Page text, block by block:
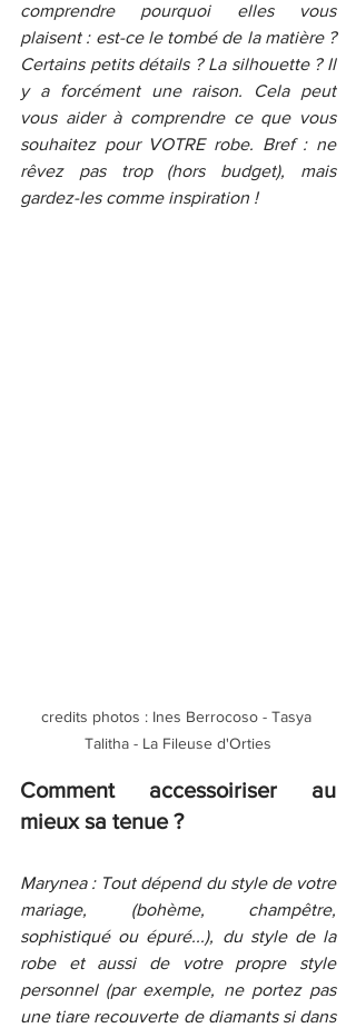
comprendre pourquoi elles vous
plaisent : est-ce le tombé de la matière ?
Certains petits détails ? La silhouette ? Il
y a forcément une raison. Cela peut
vous aider à comprendre ce que vous
souhaitez pour VOTRE robe. Bref : ne
rêvez pas trop (hors budget), mais
gardez-les comme inspiration !
credits photos : Ines Berrocoso - Tasya
Talitha - La Fileuse d'Orties
Comment accessoiriser au
mieux sa tenue ?
Marynea : Tout dépend du style de votre
mariage, (bohème, champêtre,
sophistiqué ou épuré...), du style de la
robe et aussi de votre propre style
personnel (par exemple, ne portez pas
une tiare recouverte de diamants si dans